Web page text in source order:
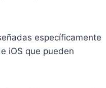
específicamente
iOS que pueden